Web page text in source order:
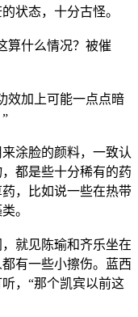
状态，十分古怪。
算什么情况？被催
效加上可能一点点暗
涂脸的颜料，一致认
都是些十分稀有的药
，比如说一些在热带
。
就见陈瑜和齐乐坐在
有一些小擦伤。蓝西
，“那个凯宾以前这